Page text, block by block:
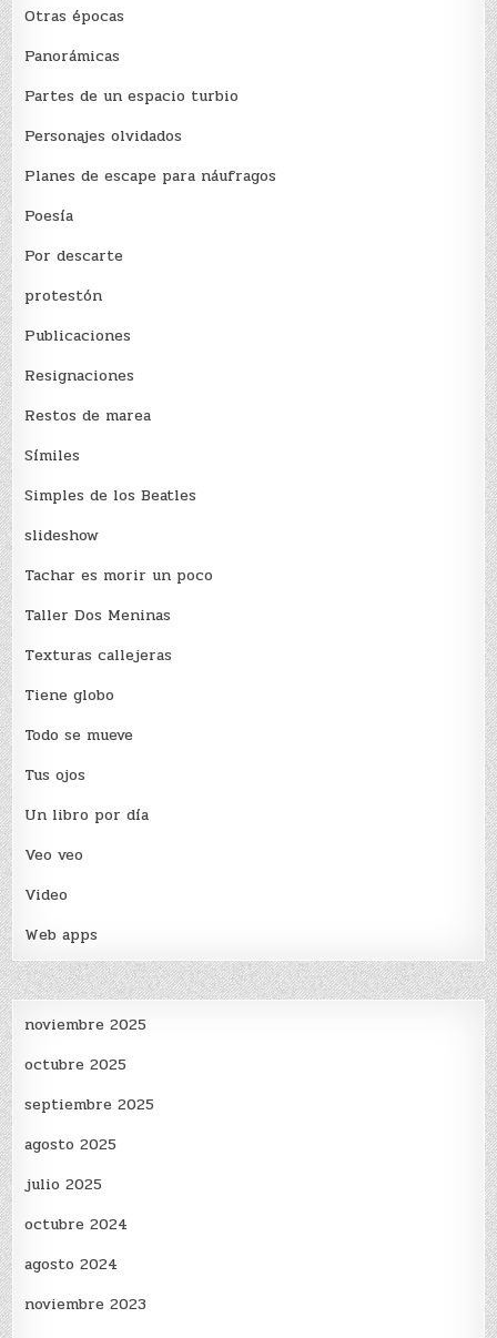
Otras épocas
Panorámicas
Partes de un espacio turbio
Personajes olvidados
Planes de escape para náufragos
Poesía
Por descarte
protestón
Publicaciones
Resignaciones
Restos de marea
Sí­miles
Simples de los Beatles
slideshow
Tachar es morir un poco
Taller Dos Meninas
Texturas callejeras
Tiene globo
Todo se mueve
Tus ojos
Un libro por día
Veo veo
Video
Web apps
noviembre 2025
octubre 2025
septiembre 2025
agosto 2025
julio 2025
octubre 2024
agosto 2024
noviembre 2023